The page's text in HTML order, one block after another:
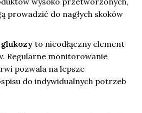
prowadzić do nagłych skoków
to nieodłączny element
Regularne monitorowanie
pozwala na lepsze
do indywidualnych potrzeb